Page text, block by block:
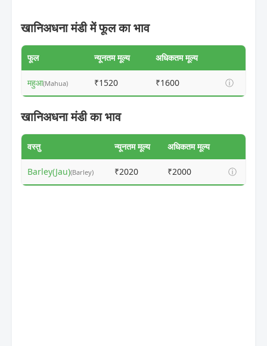
खानिअधना मंडी में फूल का भाव
फूल न्यूनतम मूल्य अधिकतम मूल्य
महुआ(Mahua) ₹1520 ₹1600 ⓘ
खानिअधना मंडी का भाव
वस्तु न्यूनतम मूल्य अधिकतम मूल्य
Barley(Jau)(Barley) ₹2020 ₹2000 ⓘ